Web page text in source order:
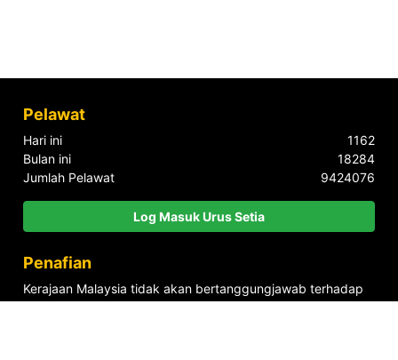
Pelawat
Hari ini
1162
Bulan ini
18284
Jumlah Pelawat
9424076
Log Masuk Urus Setia
Penafian
Kerajaan Malaysia tidak akan bertanggungjawab terhadap